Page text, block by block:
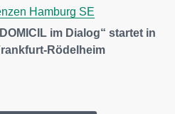
Hamburg SE
im Dialog“ startet in
Rödelheim